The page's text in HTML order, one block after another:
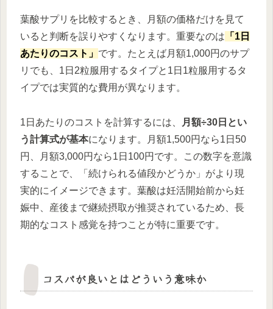
葉酸サプリを比較するとき、月額の価格だけを見て
いると判断を誤りやすくなります。重要なのは 「1日
あたりのコスト」 です。たとえば月額1,000円のサプ
リでも、1日2粒服用するタイプと1日1粒服用するタ
イプでは実質的な費用が異なります。
1日あたりのコストを計算するには、
月額÷30日とい
う計算式が基本になります。月額1,500円なら1日50
円、月額3,000円なら1日100円です。この数字を意識
することで、「続けられる値段かどうか」がより現
実的にイメージできます。葉酸は妊活開始前から妊
娠中、産後まで継続摂取が推奨されているため、長
期的なコスト感覚を持つことが特に重要です。
コスパが良いとはどういう意味か